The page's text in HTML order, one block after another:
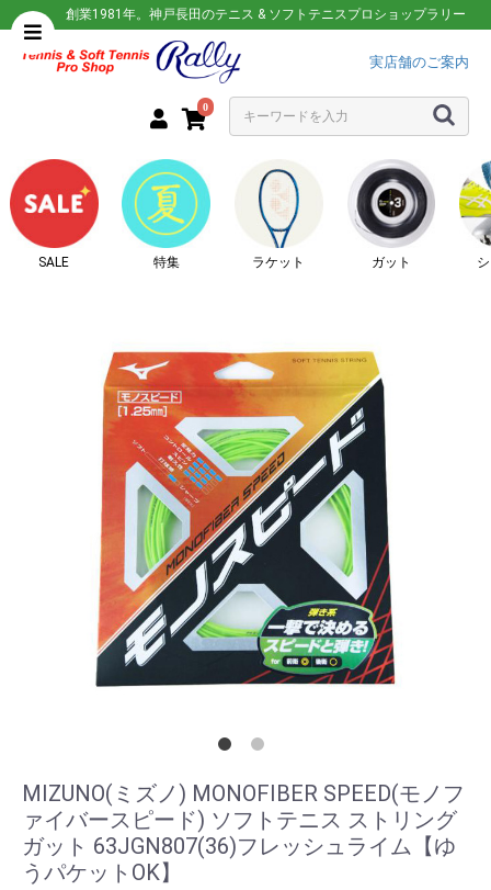
創業1981年。神戸長田のテニス & ソフトテニスプロショップラリー
実店舗のご案内
0
SALE 特集 ラケット ガット
MIZUNO(ミズノ) MONOFIBER SPEED(モノフ
ァイバースピード) ソフトテニス ストリング
ガット 63JGN807(36)フレッシュライム【ゆ
うパケットOK】